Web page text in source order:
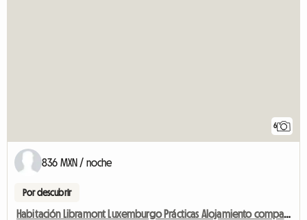
6
836 MXN / noche
Por descubrir
Habitación Libramont Luxemburgo Prácticas Alojamiento compartido